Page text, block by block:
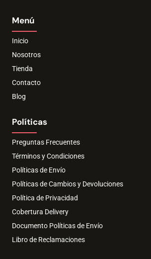
Menú
Inicio
Nosotros
Tienda
Contacto
Blog
Políticas
Preguntas Frecuentes
Términos y Condiciones
Políticas de Envío
Políticas de Cambios y Devoluciones
Política de Privacidad
Cobertura Delivery
Documento Políticas de Envío
Libro de Reclamaciones